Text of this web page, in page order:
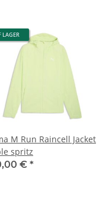
LAGER
M Run Raincell Jacket
spritz
€ *